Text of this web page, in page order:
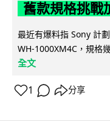
舊款規格挑戰
最近有爆料指 Sony 計
WH-1000XM4C，規格
全文
1 分享